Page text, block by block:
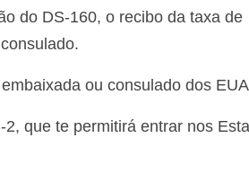
do DS-160, o recibo da taxa de
ou consulado dos
que te permitirá entrar nos